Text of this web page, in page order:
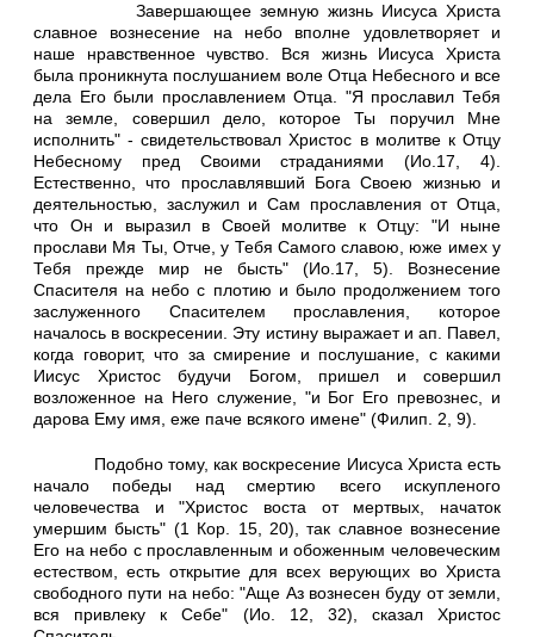
Завершающее земную жизнь Иисуса Христа
славное вознесение на небо вполне удовлетворяет и
наше нравственное чувство. Вся жизнь Иисуса Христа
была проникнута послушанием воле Отца Небесного и все
дела Его были прославлением Отца. "Я прославил Тебя
на земле, совершил дело, которое Ты поручил Мне
исполнить" - свидетельствовал Христос в молитве к Отцу
Небесному пред Своими страданиями (Ио.17, 4).
Естественно, что прославлявший Бога Своею жизнью и
деятельностью, заслужил и Сам прославления от Отца,
что Он и выразил в Своей молитве к Отцу: "И ныне
прослави Мя Ты, Отче, у Тебя Самого славою, юже имех у
Тебя прежде мир не бысть" (Ио.17, 5). Вознесение
Спасителя на небо с плотию и было продолжением того
заслуженного Спасителем прославления, которое
началось в воскресении. Эту истину выражает и ап. Павел,
когда говорит, что за смирение и послушание, с какими
Иисус Христос будучи Богом, пришел и совершил
возложенное на Него служение, "и Бог Его превознес, и
дарова Ему имя, еже паче всякого имене" (Филип. 2, 9).
Подобно тому, как воскресение Иисуса Христа есть
начало победы над смертию всего искупленого
человечества и "Христос воста от мертвых, начаток
умершим бысть" (1 Кор. 15, 20), так славное вознесение
Его на небо с прославленным и обоженным человеческим
естеством, есть открытие для всех верующих во Христа
свободного пути на небо: "Аще Аз вознесен буду от земли,
вся привлеку к Себе" (Ио. 12, 32), сказал Христос